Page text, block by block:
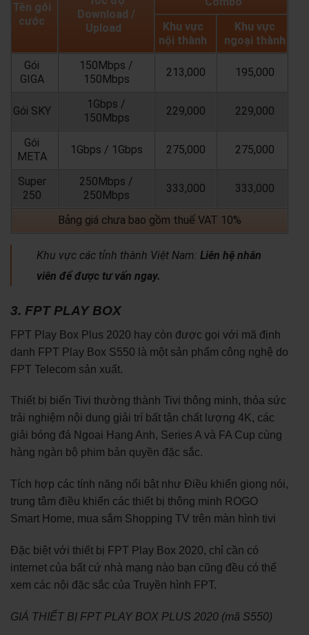
Tên gói
cước
Download /
Upload
Khu vực
nội thành
Khu vực
ngoại thành
Gói
GIGA
150Mbps /
150Mbps
213,000 195,000
Gói SKY
1Gbps /
150Mbps
229,000 229,000
Gói
META
1Gbps / 1Gbps 275,000 275,000
Super
250
250Mbps /
250Mbps
333,000 333,000
Bảng giá chưa bao gồm thuế VAT 10%
Khu vực các tỉnh thành Việt Nam: Liên hệ nhân
viên để được tư vấn ngay.
3. FPT PLAY BOX
FPT Play Box Plus 2020 hay còn được gọi với mã định
danh FPT Play Box S550 là một sản phẩm công nghệ do
FPT Telecom sản xuất.
Thiết bị biến Tivi thường thành Tivi thông minh, thỏa sức
trải nghiệm nội dung giải trí bất tận chất lượng 4K, các
giải bóng đá Ngoại Hạng Anh, Series A và FA Cup cùng
hàng ngàn bộ phim bản quyền đặc sắc.
Tích hợp các tính năng nổi bật như Điều khiển giọng nói,
trung tâm điều khiển các thiết bị thông minh ROGO
Smart Home, mua sắm Shopping TV trên màn hình tivi
Đặc biệt với thiết bị FPT Play Box 2020, chỉ cần có
internet của bất cứ nhà mạng nào bạn cũng đều có thể
xem các nội đặc sắc của Truyền hình FPT.
GIÁ THIẾT BỊ FPT PLAY BOX PLUS 2020 (mã S550)